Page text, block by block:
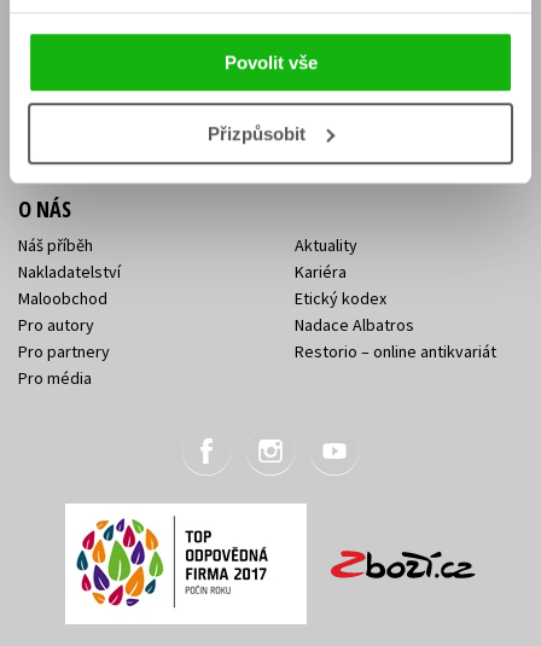
Povolit vše
Přizpůsobit
Benefitní a slevové programy
O NÁS
Náš příběh
Nakladatelství
Maloobchod
Pro autory
Pro partnery
Pro média
Aktuality
Kariéra
Etický kodex
Nadace Albatros
Restorio – online antikvariát